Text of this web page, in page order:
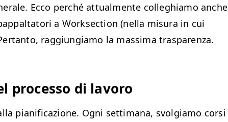
Ecco per­ché attual­mente col­leghi­amo anche
a Work­sec­tion (nel­la misura in cui
rag­giun­giamo la mas­si­ma trasparenza.
proces­so di lavoro
piani­fi­cazione. Ogni set­ti­mana, svol­giamo cor­si